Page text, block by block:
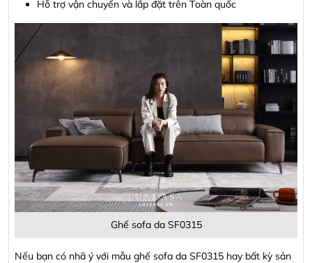
Hỗ trợ vận chuyển và lắp đặt trên Toàn quốc
Ghế sofa da SF0315
Nếu bạn có nhã ý với mẫu ghế sofa da SF0315 hay bất kỳ sản